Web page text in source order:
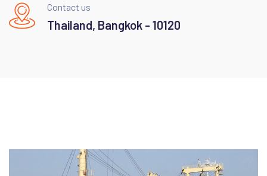
Contact us
Thailand, Bangkok - 10120